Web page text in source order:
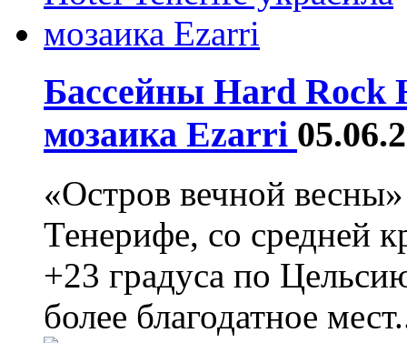
Бассейны Hard Rock
мозаика Ezarri
«Остров вечной
Тенерифе, со средней
+23 градуса по
более благодатное